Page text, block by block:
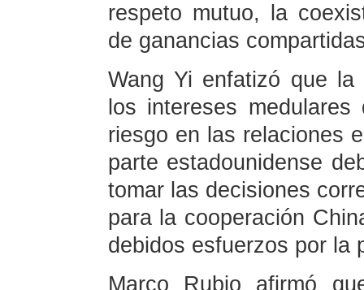
respeto mutuo, la
de ganancias
Wang Yi enfatizó que
los intereses
riesgo en las relaciones
parte estadounidense
tomar las decisiones
para la cooperación
debidos esfuerzos por la
Marco Rubio afirmó